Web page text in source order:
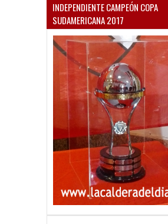
INDEPENDIENTE CAMPEÓN COPA
SUDAMERICANA 2017